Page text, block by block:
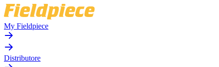
My Fieldpiece
Distributore